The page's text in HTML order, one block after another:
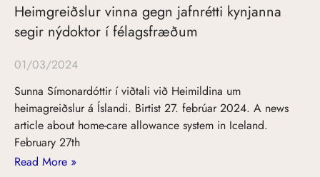
Heimgreiðslur vinna gegn jafnrétti kynjanna
segir nýdoktor í félagsfræðum
01/03/2024
Sunna Símonardóttir í viðtali við Heimildina um
heimagreiðslur á Íslandi. Birtist 27. febrúar 2024. A news
article about home-care allowance system in Iceland.
February 27th
Read More »